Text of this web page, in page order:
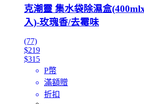
克潮靈 集水袋除濕盒
入)-玫瑰香/去霉味
(77)
$219
$315
P幣
滿額贈
折扣